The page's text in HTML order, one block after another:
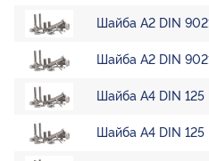
Шайба А2 DIN
Шайба А2 DIN
Шайба А4 DIN 125
Шайба А4 DIN 125